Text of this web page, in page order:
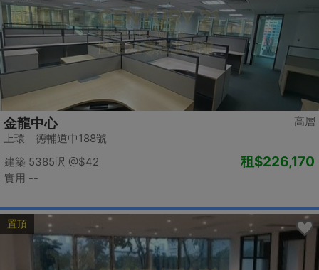
高層
金龍中心
上環 德輔道中188號
建築 5385呎 @$42
實用 --
租$226,170
置頂